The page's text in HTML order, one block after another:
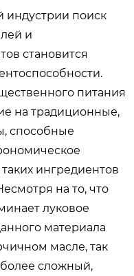
индустрии поиск
и
становится
питания
на традиционные,
способные
ингредиентов
на то, что
луковое
материала
масле, так
более сложный,